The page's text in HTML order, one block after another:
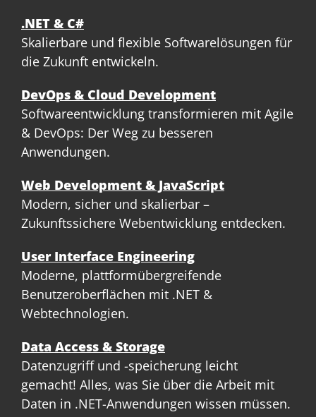
.NET & C#
Skalierbare und flexible Softwarelösungen für
die Zukunft entwickeln.
DevOps & Cloud Development
Softwareentwicklung transformieren mit Agile
& DevOps: Der Weg zu besseren
Anwendungen.
Web Development & JavaScript
Modern, sicher und skalierbar –
Zukunftssichere Webentwicklung entdecken.
User Interface Engineering
Moderne, plattformübergreifende
Benutzeroberflächen mit .NET &
Webtechnologien.
Data Access & Storage
Datenzugriff und -speicherung leicht
gemacht! Alles, was Sie über die Arbeit mit
Daten in .NET-Anwendungen wissen müssen.